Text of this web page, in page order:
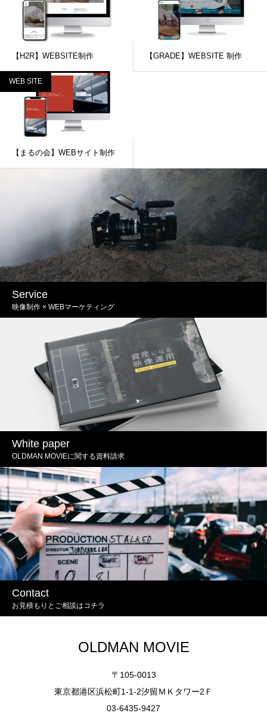
【H2R】WEBSITE制作 【GRADE】WEBSITE 制作
WEB SITE
【まるの会】WEBサイト制作
Service
映像制作 × WEBマーケティング
White paper
OLDMAN MOVIEに関する資料請求
Contact
お見積もりとご相談はコチラ
OLDMAN MOVIE
〒105-0013
東京都港区浜松町1-1-2汐留ＭＫタワー2Ｆ
03-6435-9427